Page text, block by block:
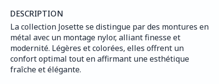
DESCRIPTION
La collection Josette se distingue par des montures en
métal avec un montage nylor, alliant finesse et
modernité. Légères et colorées, elles offrent un
confort optimal tout en affirmant une esthétique
fraîche et élégante.